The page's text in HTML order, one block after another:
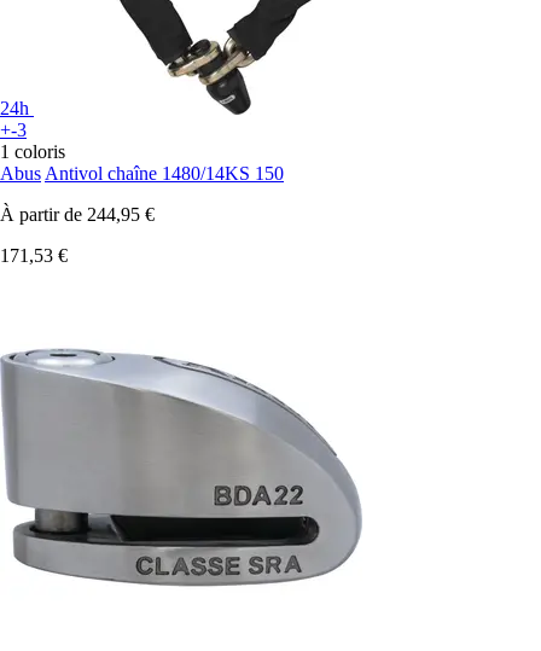
24h
+-3
1 coloris
Abus Antivol chaîne 1480/14KS 150
À partir de 244,95 €
171,53 €